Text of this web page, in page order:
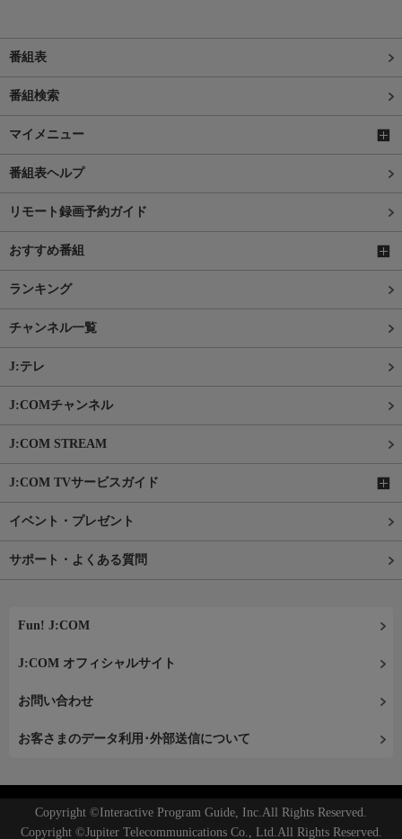
番組表
番組検索
マイメニュー
番組表ヘルプ
リモート録画予約ガイド
おすすめ番組
ランキング
チャンネル一覧
J:テレ
J:COMチャンネル
J:COM STREAM
J:COM TVサービスガイド
イベント・プレゼント
サポート・よくある質問
Fun! J:COM
J:COM オフィシャルサイト
お問い合わせ
お客さまのデータ利用･外部送信について
Copyright ©Interactive Program Guide, Inc.All Rights Reserved.
Copyright ©Jupiter Telecommunications Co., Ltd.All Rights Reserved.